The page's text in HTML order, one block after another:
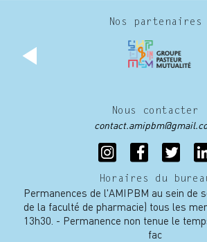
Nos partenaires
Nous contacter
Horaires du
Permanences de l'AMIPBM au sein de
de la faculté de pharmacie) tous les
13h30. - Permanence non tenue le
fac